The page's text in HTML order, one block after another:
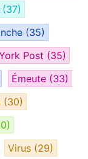
(37)
(35)
Post (35)
Émeute (33)
(30)
Virus (29)